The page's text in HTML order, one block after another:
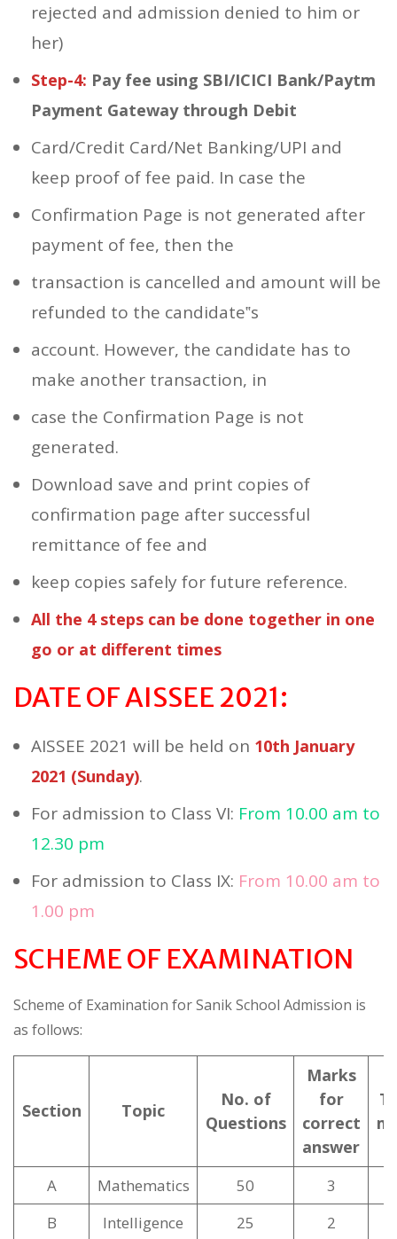
rejected and admission denied to him or
her)
Step-4: Pay fee using SBI/ICICI Bank/Paytm
Payment Gateway through Debit
Card/Credit Card/Net Banking/UPI and
keep proof of fee paid. In case the
Confirmation Page is not generated after
payment of fee, then the
transaction is cancelled and amount will be
refunded to the candidate‟s
account. However, the candidate has to
make another transaction, in
case the Confirmation Page is not
generated.
Download save and print copies of
confirmation page after successful
remittance of fee and
keep copies safely for future reference.
All the 4 steps can be done together in one
go or at different times
DATE OF AISSEE 2021:
AISSEE 2021 will be held on 10th January
2021 (Sunday).
For admission to Class VI: From 10.00 am to
12.30 pm
For admission to Class IX: From 10.00 am to
1.00 pm
SCHEME OF EXAMINATION
Scheme of Examination for Sanik School Admission is
as follows:
Section Topic
No. of
Questions
Marks
for
correct
answer
A Mathematics 50 3
B
Intelligence 25 2